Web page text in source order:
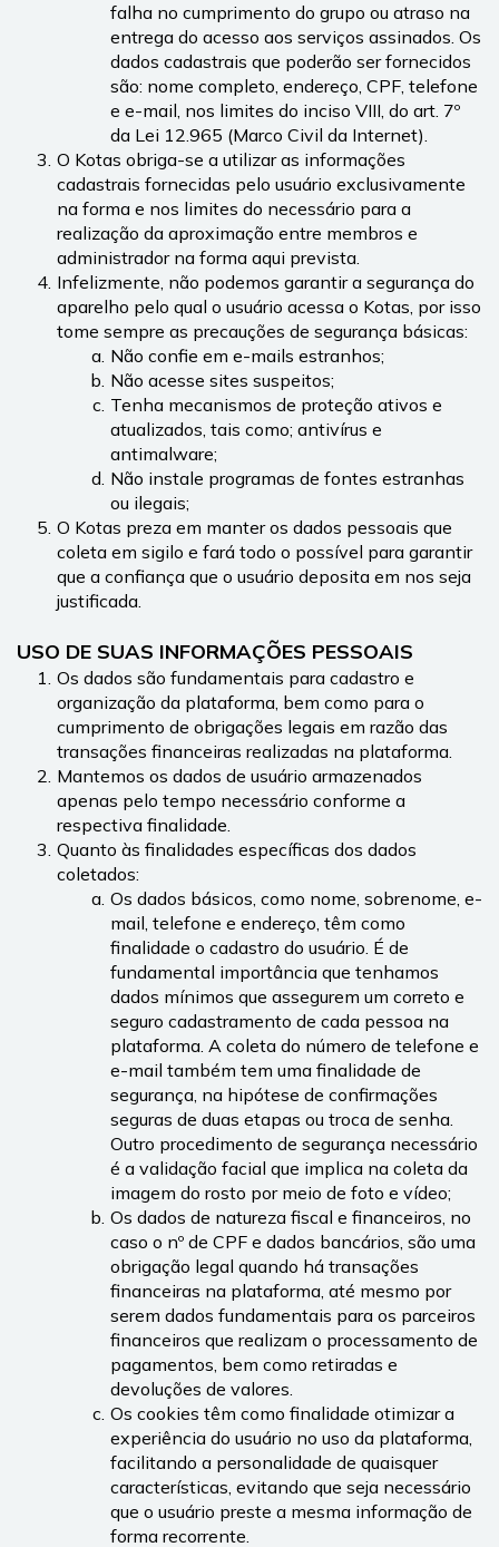
falha no cumprimento do grupo ou atraso na
entrega do acesso aos serviços assinados. Os
dados cadastrais que poderão ser fornecidos
são: nome completo, endereço, CPF, telefone
e e-mail, nos limites do inciso VIII, do art. 7º
da Lei 12.965 (Marco Civil da Internet).
O Kotas obriga-se a utilizar as informações
cadastrais fornecidas pelo usuário exclusivamente
na forma e nos limites do necessário para a
realização da aproximação entre membros e
administrador na forma aqui prevista.
Infelizmente, não podemos garantir a segurança do
aparelho pelo qual o usuário acessa o Kotas, por isso
tome sempre as precauções de segurança básicas:
Não confie em e-mails estranhos;
Não acesse sites suspeitos;
Tenha mecanismos de proteção ativos e
atualizados, tais como; antivírus e
antimalware;
Não instale programas de fontes estranhas
ou ilegais;
O Kotas preza em manter os dados pessoais que
coleta em sigilo e fará todo o possível para garantir
que a confiança que o usuário deposita em nos seja
justificada.
USO DE SUAS INFORMAÇÕES PESSOAIS
Os dados são fundamentais para cadastro e
organização da plataforma, bem como para o
cumprimento de obrigações legais em razão das
transações financeiras realizadas na plataforma.
Mantemos os dados de usuário armazenados
apenas pelo tempo necessário conforme a
respectiva finalidade.
Quanto às finalidades específicas dos dados
coletados:
Os dados básicos, como nome, sobrenome, e-
mail, telefone e endereço, têm como
finalidade o cadastro do usuário. É de
fundamental importância que tenhamos
dados mínimos que assegurem um correto e
seguro cadastramento de cada pessoa na
plataforma. A coleta do número de telefone e
e-mail também tem uma finalidade de
segurança, na hipótese de confirmações
seguras de duas etapas ou troca de senha.
Outro procedimento de segurança necessário
é a validação facial que implica na coleta da
imagem do rosto por meio de foto e vídeo;
Os dados de natureza fiscal e financeiros, no
caso o nº de CPF e dados bancários, são uma
obrigação legal quando há transações
financeiras na plataforma, até mesmo por
serem dados fundamentais para os parceiros
financeiros que realizam o processamento de
pagamentos, bem como retiradas e
devoluções de valores.
Os cookies têm como finalidade otimizar a
experiência do usuário no uso da plataforma,
facilitando a personalidade de quaisquer
características, evitando que seja necessário
que o usuário preste a mesma informação de
forma recorrente.